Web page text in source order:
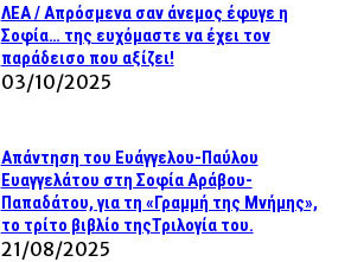
ΛΕΑ / Απρόσμενα σαν άνεμος έφυγε η
Σοφία… της ευχόμαστε να έχει τον
παράδεισο που αξίζει!
03/10/2025
Απάντηση του Ευάγγελου-Παύλου
Ευαγγελάτου στη Σοφία Αράβου-
Παπαδάτου, για τη «Γραμμή της Μνήμης»,
το τρίτο βιβλίο τηςΤριλογία του.
21/08/2025